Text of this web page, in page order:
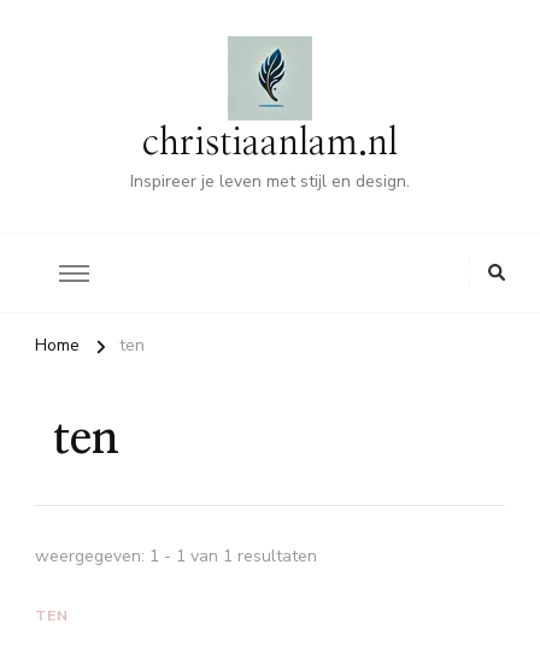
christiaanlam.nl
Inspireer je leven met stijl en design.
Home ten
ten
weergegeven: 1 - 1 van 1 resultaten
TEN